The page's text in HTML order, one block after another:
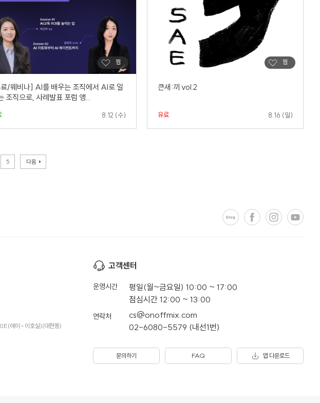
/웨비나] AI를 배우는 조직에서 AI로 일
조직으로, 사례발표 포럼 앵...
8.12 (수)
큰새:끼 vol.2
유료 8.16 (일)
5 다음
에이~이호실)(대현동)
고객센터
운영시간
평일(월~금요일) 10:00 ~ 17:00
점심시간 12:00 ~ 13:00
연락처
cs@onoffmix.com
02-6080-5579 (내선1번)
문의하기 FAQ 앱 다운로드